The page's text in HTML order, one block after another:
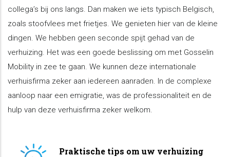
collega’s bij ons langs. Dan maken we iets typisch Belgisch,
zoals stoofvlees met frietjes. We genieten hier van de kleine
dingen. We hebben geen seconde spijt gehad van de
verhuizing. Het was een goede beslissing om met Gosselin
Mobility in zee te gaan. We kunnen deze internationale
verhuisfirma zeker aan iedereen aanraden. In de complexe
aanloop naar een emigratie, was de professionaliteit en de
hulp van deze verhuisfirma zeker welkom.
Praktische tips om uw verhuizing